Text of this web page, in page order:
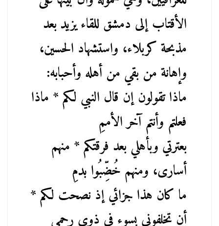
الأقتاب إلى دمشق للقاء يزيد بعد
مذبحة كربلاء، واستشهاد الحسين،
وإهانة من بقي من أهله وأحبابه:
ماذا تقولون إن قال النبي لكم * ماذا
فعلتم وأنتم آخر الأممِ
بعترتي وبأهلي بعد فرقتكم * منهم
أسارى، ومنهم خُضِّبُوا بدمِ
ما كان هذا جزائي إذ نصحت لكم *
أن تخلفوني بسوء في ذوي رحمي